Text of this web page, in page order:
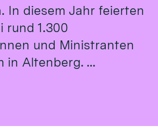
In diesem Jahr feierten
rund 1.300
und Ministranten
in Altenberg. ...